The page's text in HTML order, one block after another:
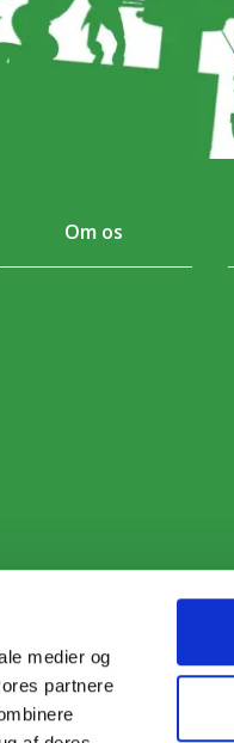
medier og
partnere
Om os
• © 2026